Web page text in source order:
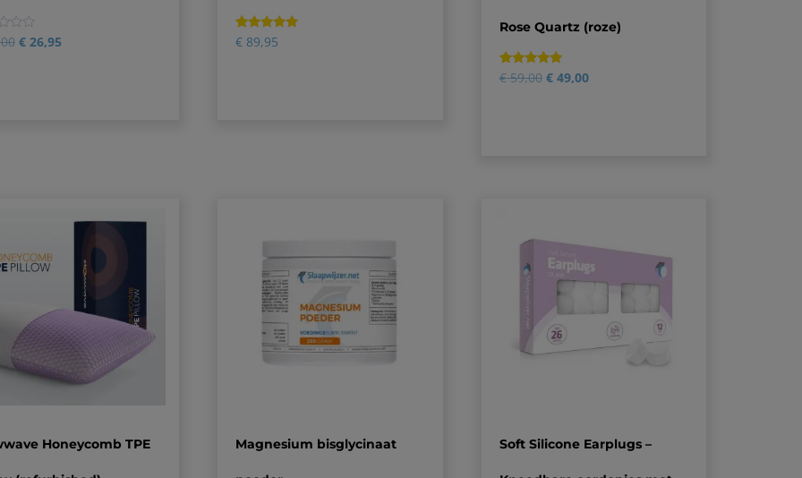
€26,95
Gewaardeerd
4.89
28
€ 89,95
Rose Quartz (roze)
Gewaardeerd
5.00
6
€59,00 € 49,00
Honeycomb TPE Magnesium bisglycinaat Soft Silicone Earplugs –